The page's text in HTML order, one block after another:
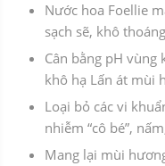
Nước hoa Foellie
sạch sẽ, khô
Cân bằng pH
khô hạ Lấn át mùi
Loại bỏ các vi
nhiễm “cô bé”,
Mang lại mùi